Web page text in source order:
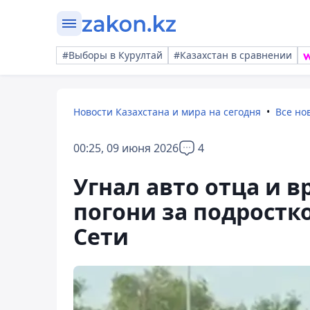
#Выборы в Курултай #Казахстан в сравнении
Новости Казахстана и мира на сегодня Все
00:25, 09 июня 2026 4
Угнал авто отца и
погони за
Сети